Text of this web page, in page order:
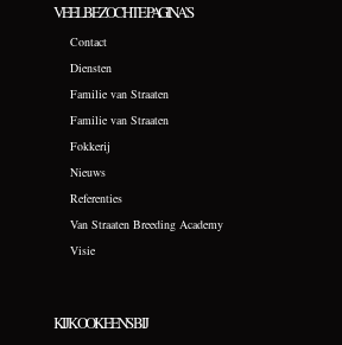
VEELBEZOCHTE PAGINA’S
Contact
Diensten
Familie van Straaten
Familie van Straaten
Fokkerij
Nieuws
Referenties
Van Straaten Breeding Academy
Visie
KIJK OOK EENS BIJ